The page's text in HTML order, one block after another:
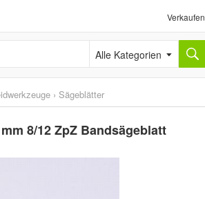
Verkaufen
Alle Kategorien
› Sägeblätter
8/12 ZpZ Bandsägeblatt